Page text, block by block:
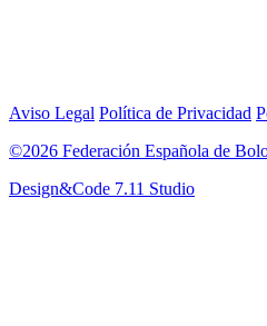
Aviso Legal Política de Privacidad
©2026 Federación Española de
Design&Code 7.11 Studio